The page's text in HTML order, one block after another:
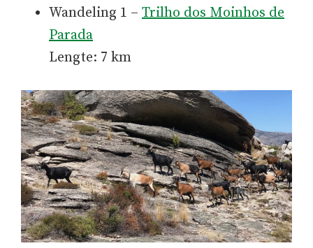
Wandeling 1 – Trilho dos Moinhos de
Parada
Lengte: 7 km